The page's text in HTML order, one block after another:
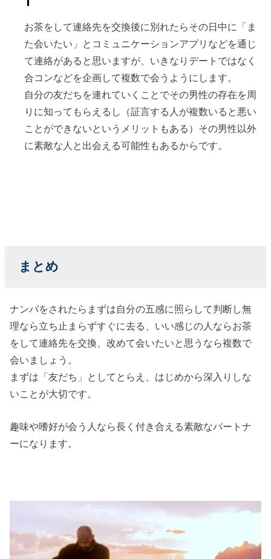
お茶をして連絡先を交換後に別れたらその日中に「ま
た会いたい」とコミュニケーションアプリなどを通じ
て連絡があると思いますが、いきなりデートではなく
合コンなどを企画して複数で会うようにします。
自分の友だちを連れていくことでその男性の存在を周
りに知ってもらえるし（証言する人が複数いると悪い
ことができないというメリットもある）その男性以外
に素敵な人と出会える可能性もあるからです。
まとめ
ナンパをされたらまずは自分の五感に照らして判断し無
理なら立ち止まらずすぐに去る、いい感じの人ならお茶
をして連絡先を交換、改めて会いたいと思うなら複数で
会いましょう。
まずは「友だち」としてとらえ、はじめから深入りしな
いことが大切です。
趣味や嗜好が会う人なら長く付き合える素敵なパートナ
ーになります。